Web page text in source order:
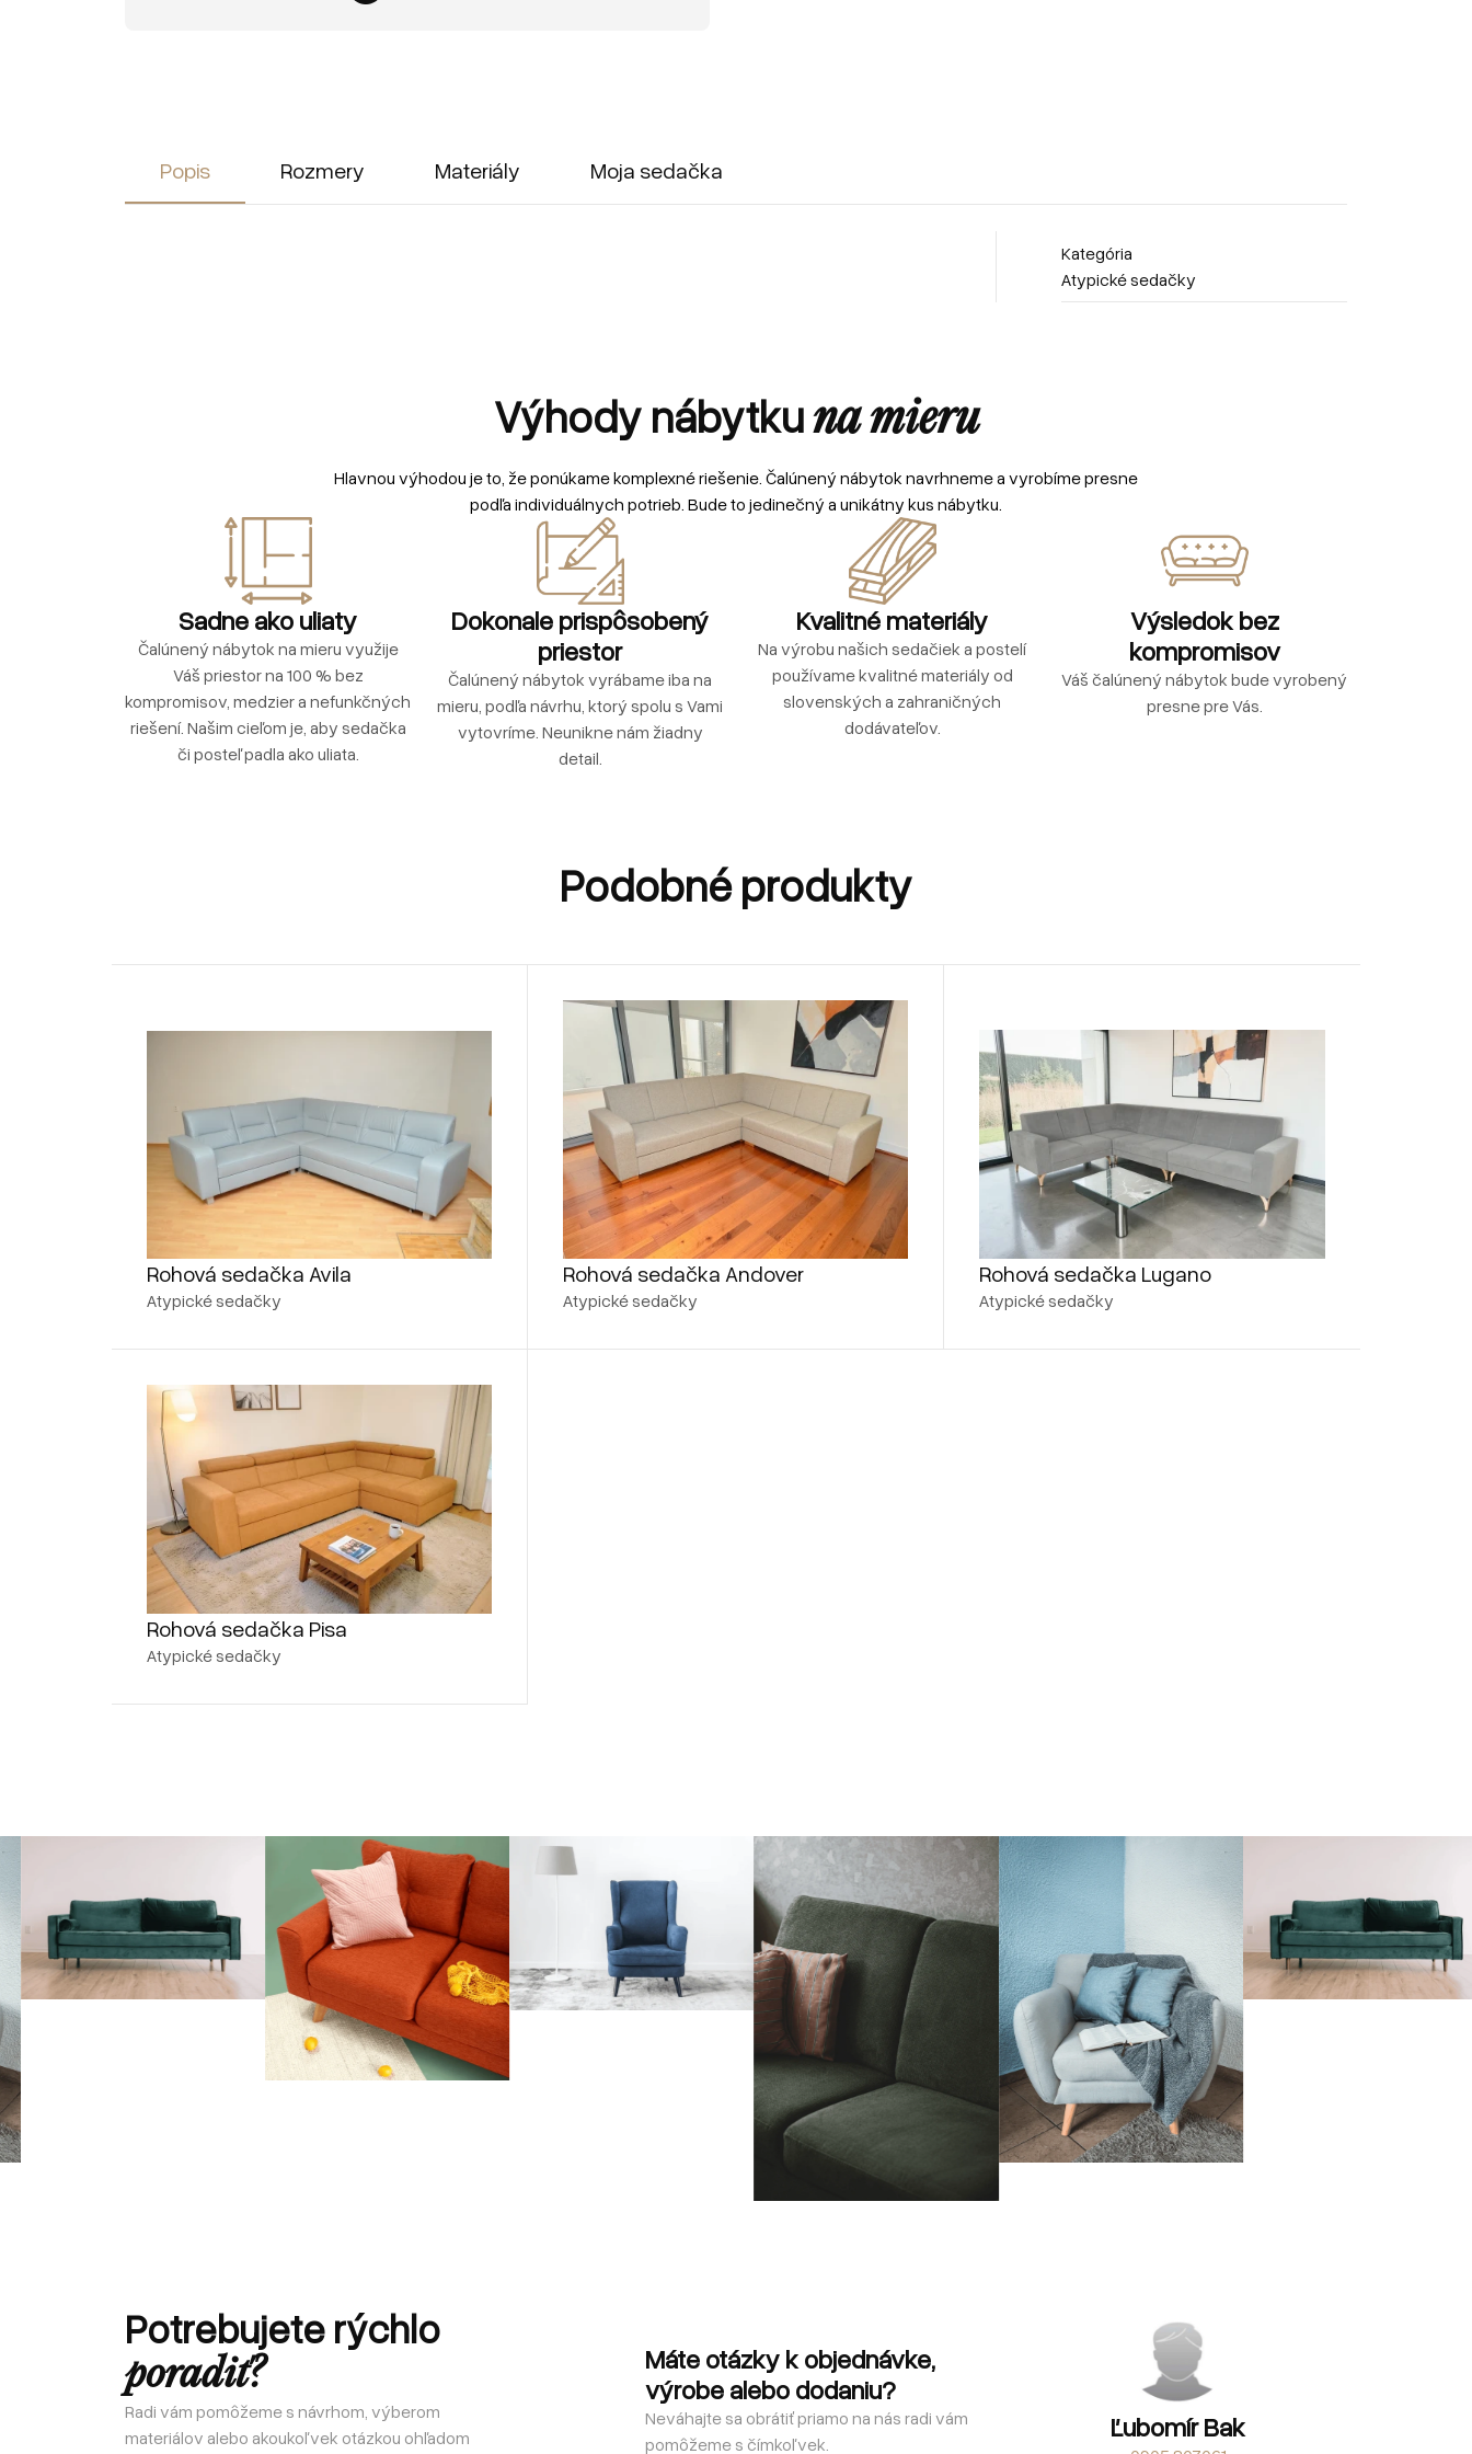
Popis Rozmery Materiály Moja sedačka
Kategória
Atypické sedačky
Výhody nábytkuna mieru
Hlavnou výhodou je to, že ponúkame komplexné riešenie. Čalúnený nábytok navrhneme a vyrobíme presne
podľa individuálnych potrieb. Bude to jedinečný a unikátny kus nábytku.
Sadne ako uliaty
Čalúnený nábytok na mieru využije
Váš priestor na 100 % bez
kompromisov, medzier a nefunkčných
riešení. Našim cieľom je, aby sedačka
či posteľ padla ako uliata.
Dokonale prispôsobený
priestor
Čalúnený nábytok vyrábame iba na
mieru, podľa návrhu, ktorý spolu s Vami
vytovríme. Neunikne nám žiadny
detail.
Kvalitné materiály
Na výrobu našich sedačiek a postelí
používame kvalitné materiály od
slovenských a zahraničných
dodávateľov.
Výsledok bez
kompromisov
Váš čalúnený nábytok bude vyrobený
presne pre Vás.
Podobné produkty
Rohová sedačka Avila
Atypické sedačky
Rohová sedačka Andover
Atypické sedačky
Rohová sedačka Lugano
Atypické sedačky
Rohová sedačka Pisa
Atypické sedačky
Potrebujete rýchlo
poradiť?
Radi vám pomôžeme s návrhom, výberom
materiálov alebo akoukoľvek otázkou ohľadom
Máte otázky k objednávke,
výrobe alebo dodaniu?
Neváhajte sa obrátiť priamo na nás radi vám
pomôžeme s čímkoľvek.
Ľubomír Bak